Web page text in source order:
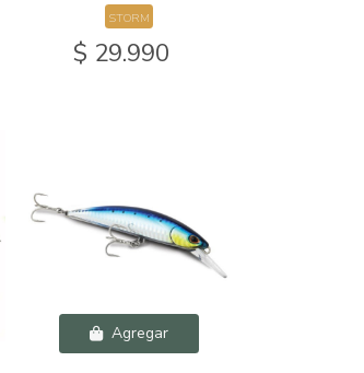
STORM
$ 29.990
Agregar